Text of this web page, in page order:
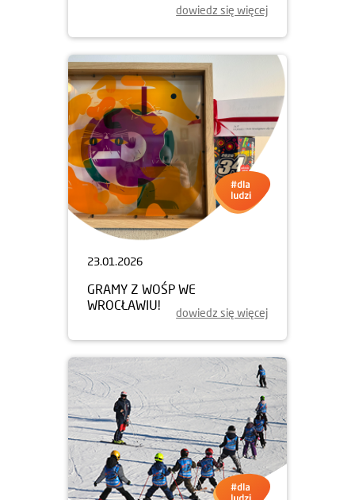
dowiedz się więcej
23.01.2026
GRAMY Z WOŚP WE
WROCŁAWIU!
dowiedz się więcej